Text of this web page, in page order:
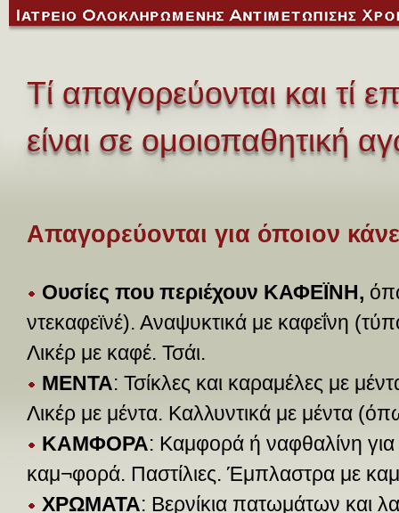
Τί απαγορεύονται και τί
είναι σε ομοιοπαθητική
Απαγορεύονται για όποιον
Ουσίες που περιέχουν ΚΑΦΕΪΝΗ,
ντεκαφεϊνέ). Αναψυκτικά με καφεΐνη
Λικέρ με καφέ. Τσάι.
ΜΕΝΤΑ: Τσίκλες και καραμέλες με
Λικέρ με μέντα. Καλλυντικά με μέντα
ΚΑΜΦΟΡΑ: Καμφορά ή ναφθαλίνη για
καμ¬φορά. Παστίλιες. Έμπλαστρα με
ΧΡΩΜΑΤΑ: Βερνίκια πατωμάτων και